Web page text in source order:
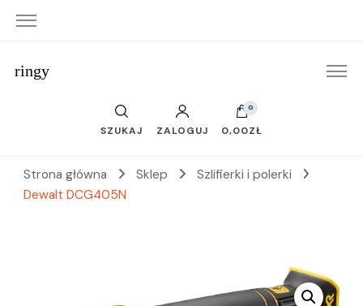
ringy
SZUKAJ ZALOGUJ
0
0,00ZŁ
Strona główna Sklep
Szlifierki i polerki
Dewalt DCG405N